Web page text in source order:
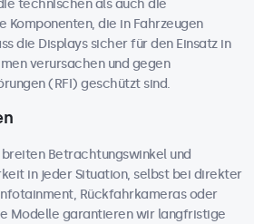
technischen als auch die
die in Fahrzeugen
die Displays sicher für den Einsatz in
verursachen und gegen
(RFI) geschützt sind.
Betrachtungswinkel und
in jeder Situation, selbst bei direkter
Rückfahrkameras oder
Modelle garantieren wir langfristige